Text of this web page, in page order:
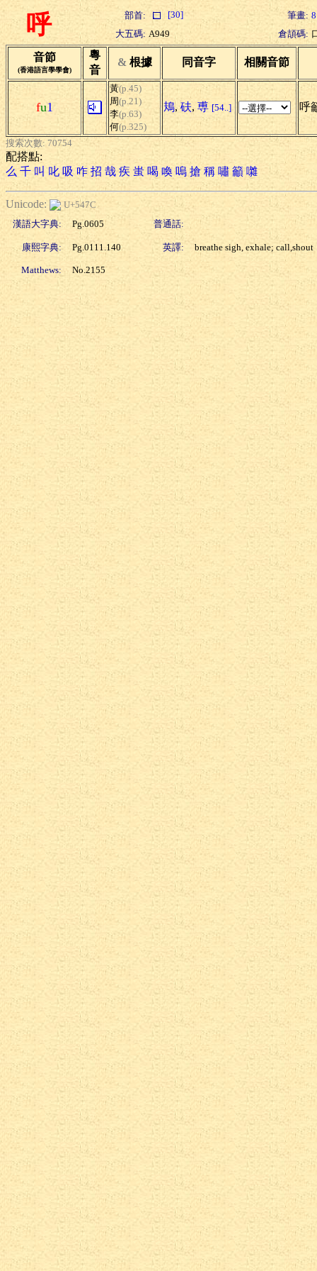
呼 部首: [30] 筆畫: 8
大五碼: A949 倉頡碼:
音節
(香港語言學學會)
粵
音
& 根據 同音字 相關音節
fu1
黃(p.45)
周(p.21)
李(p.63)
何(p.325)
鳺, 砆, 尃 [54..] 呼
搜索次數: 70754
配搭點:
么 千 叫 叱 吸 咋 招 哉 疾 蚩 喝 喚 嗚 搶 稱 嘯 籲 囃
Unicode:
U+547C
漢語大字典:
Pg.0605 普通話:
康熙字典: Pg.0111.140 英譯: breathe sigh, exhale; call,shout
Matthews: No.2155